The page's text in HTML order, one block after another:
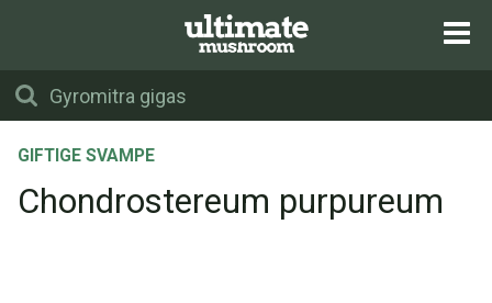
GIFTIGE SVAMPE
Chondrostereum purpureum